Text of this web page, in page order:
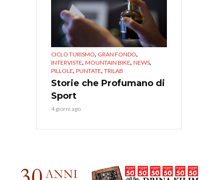
CICLO TURISMO, GRAN FONDO,
INTERVISTE, MOUNTAIN BIKE, NEWS,
PILLOLE, PUNTATE, TRILAB
Storie che Profumano di
Sport
4 giorni ago